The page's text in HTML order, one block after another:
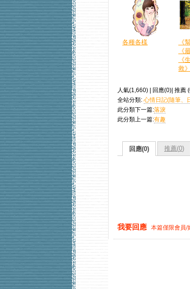
各種各樣
《
《
《
救
人氣(1,660) | 回應(0)| 推薦 (
全站分類: 心情日記(隨筆、
此分類下一篇:落淚
此分類上一篇:有趣
回應(0) 推薦(0)
我要回應 本篇僅限會員/